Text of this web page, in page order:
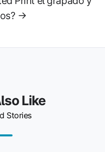
→
Like
Stories